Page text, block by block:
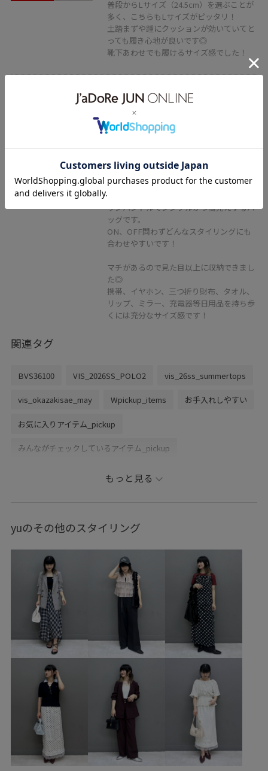
普段からLサイズ（24.5cm）を選ぶことが
多く、こちらもLサイズがピッタリ！
土踏まずや踵にクッションが効いていてと
っても履き心地が良いです◎
靴下あわせでも履けるサイズ感でした！
VIS
ひねり金具ワンハンドルミニショ
ルダーバッグ/2WAY,WEB限定カラ
¥5,489
ワンハンドルでシンプルかつ高見えするバ
ッグです。
ON、OFF問わずどんなスタイリングにも
合わせやすいです！
マチがあるので見た目以上に収納できまし
た◎
携帯、イヤホン、三つ折り財布、タオル、
リップ、ミラー、充電器等日用品を持ち歩
くには充分なサイズ感です！
関連タグ
BVS36100 VIS_2026SS_POLO2 vis_26ss_summertops
vis_okazakisae_may Wpickup_items お手入れしやすい
お気に入りアイテム_pickup
みんながチェックしているアイテム_pickup
セットアップ対象商品
ピンタック ブラウス ポリエステル
着心地が良い 美easy_linen_ALL
美easyリネンライク 美シルエット 初夏コーデ
夏コーデ パンツスタイル
シンプルコーデ VIS ウェーブ イエベ春 敏感
トップス シャツ/ブラウス バッグ
ショルダーバッグ シューズ 財布/小物
バンダナ/スカーフ BVA36010 BVH36250
BVN16020 BVX36070
0318PRESS対象商品 26officecasual 26SSceremony
もっと見る
yuのその他のスタイリング